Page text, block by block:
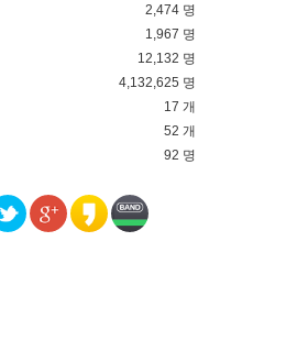
2,474 명
1,967 명
12,132 명
4,132,625 명
17 개
52 개
92 명